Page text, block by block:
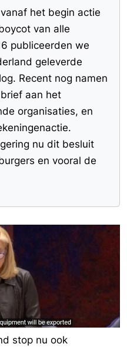
het begin actie
van alle
publiceerden we
geleverde
Recent nog namen
aan het
organisaties, en
nu dit besluit
en vooral de
stop nu ook